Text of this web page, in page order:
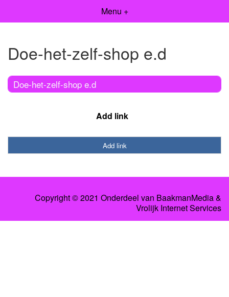
Menu +
Doe-het-zelf-shop e.d
Doe-het-zelf-shop e.d
Add link
Add link
Copyright © 2021 Onderdeel van BaakmanMedia&
Vrolijk Internet Services